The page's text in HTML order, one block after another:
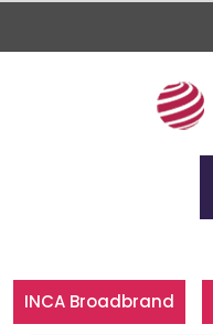
Skip
content
INCA Broadbrand